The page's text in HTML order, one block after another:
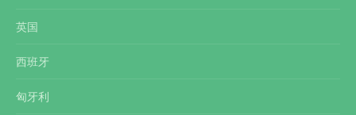
英国
西班牙
匈牙利